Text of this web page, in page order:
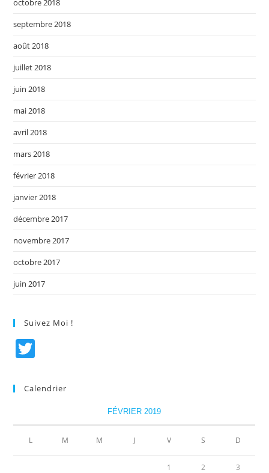
octobre 2018
septembre 2018
août 2018
juillet 2018
juin 2018
mai 2018
avril 2018
mars 2018
février 2018
janvier 2018
décembre 2017
novembre 2017
octobre 2017
juin 2017
Suivez Moi !
itt
Calendrier
FÉVRIER 2019
L M M J V S D
1 2 3